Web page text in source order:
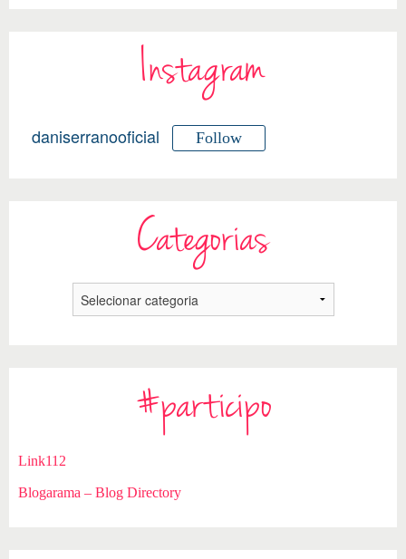
Instagram
daniserranooficial Follow
Categorias
#participo
Link112
Blogarama – Blog Directory